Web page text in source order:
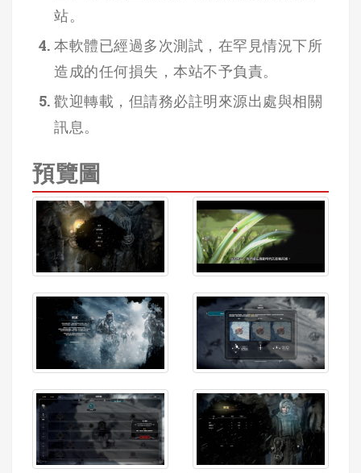
站。
本軟體已經過多次測試，在罕見情況下所
造成的任何損失，本站不予負責。
歡迎轉載，但請務必註明來源出處與相關
訊息。
預覽圖